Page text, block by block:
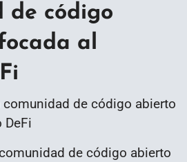
de código
al
de código abierto